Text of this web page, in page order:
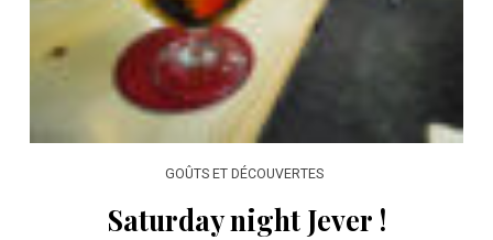
GOÛTS ET DÉCOUVERTES
Saturday night Jever !